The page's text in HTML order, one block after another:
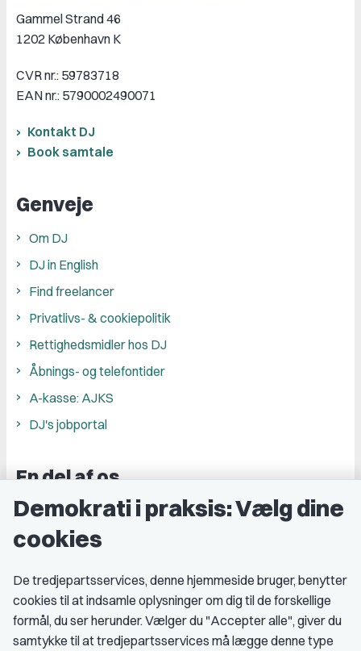
Gammel Strand 46
1202 København K
CVR nr.: 59783718
EAN nr.: 5790002490071
Kontakt DJ
Book samtale
Genveje
Om DJ
DJ in English
Find freelancer
Privatlivs- & cookiepolitik
Rettighedsmidler hos DJ
Åbnings- og telefontider
A-kasse: AJKS
DJ's jobportal
En del af os
Grupper og kredse
Studenterorganisationer
Medlemskab
Demokrati i praksis: Vælg dine
cookies
De tredjepartsservices, denne hjemmeside bruger, benytter
cookies til at indsamle oplysninger om dig til de forskellige
formål, du ser herunder. Vælger du "Accepter alle", giver du
samtykke til at tredjepartsservices må lægge denne type